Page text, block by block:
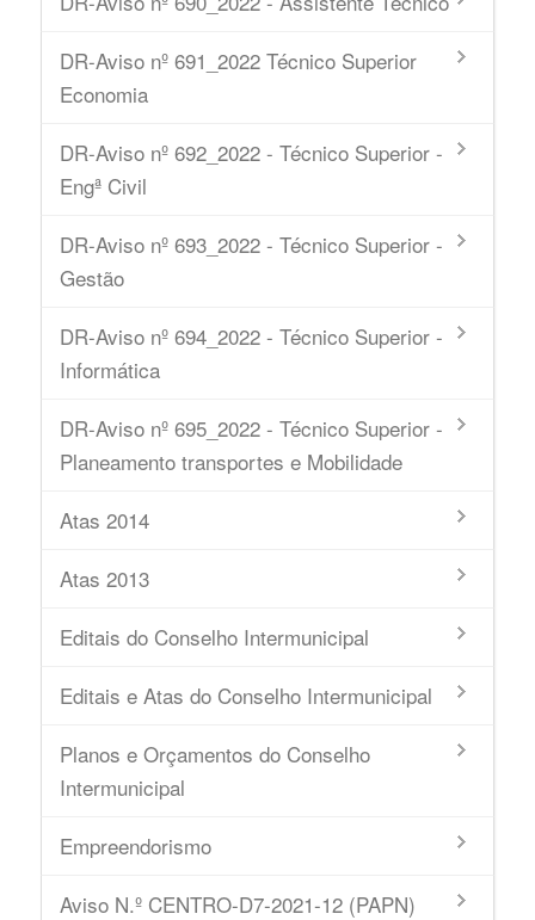
DR-Aviso nº 691_2022 Técnico Superior
Economia
DR-Aviso nº 692_2022 - Técnico Superior -
Engª Civil
DR-Aviso nº 693_2022 - Técnico Superior -
Gestão
DR-Aviso nº 694_2022 - Técnico Superior -
Informática
DR-Aviso nº 695_2022 - Técnico Superior -
Planeamento transportes e Mobilidade
Atas 2014
Atas 2013
Editais do Conselho Intermunicipal
Editais e Atas do Conselho Intermunicipal
Planos e Orçamentos do Conselho
Intermunicipal
Empreendorismo
Aviso N.º CENTRO-D7-2021-12 (PAPN)